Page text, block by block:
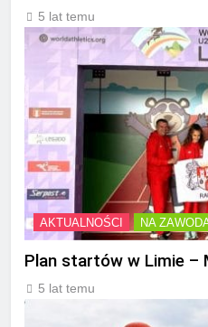
5 lat temu
AKTUALNOŚCI NA
Plan startów w Limie –
5 lat temu